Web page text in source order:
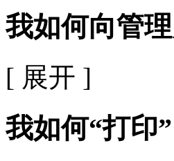
我如何向管
[ 展开 ]
我如何“打印